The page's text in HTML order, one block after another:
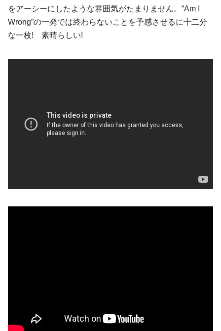
をアーシーにしたような雰囲気がたまりません。“Am I
Wrong”の一発では終わらないことを予感させるに十二分
な一枚! 素晴らしい!